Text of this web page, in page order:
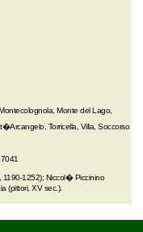
Monte del Lago,
Torricella, Villa, Soccorso
1190-1252); Niccol� Piccinino
(pittori, XV sec.).